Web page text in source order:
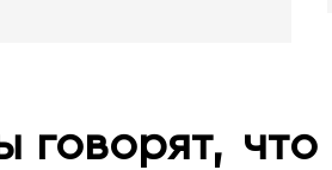
говорят, что